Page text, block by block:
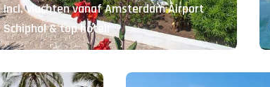
Incl. vluchten vanaf Amsterdam Airport
Schiphol & top hotel!